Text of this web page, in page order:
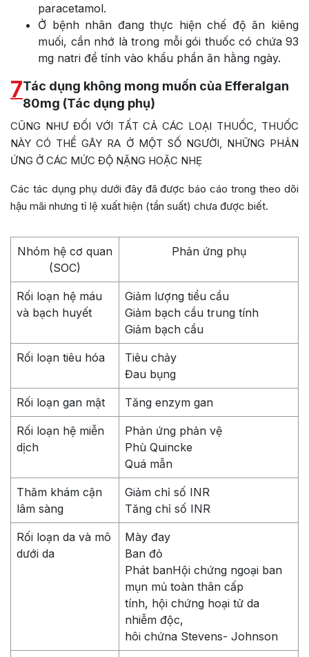
paracetamol.
Ở bệnh nhân đang thực hiện chế độ ăn kiêng
muối, cần nhớ là trong mỗi gói thuốc có chứa 93
mg natri để tính vào khẩu phần ăn hằng ngày.
7Tác dụng không mong muốn của Efferalgan
80mg (Tác dụng phụ)
CŨNG NHƯ ĐỐI VỚI TẤT CẢ CÁC LOẠI THUỐC, THUỐC
NÀY CÓ THỂ GÂY RA Ở MỘT SỐ NGƯỜI, NHỮNG PHẢN
ỨNG Ở CÁC MỨC ĐỘ NẶNG HOẶC NHẸ
Các tác dụng phụ dưới đây đã được báo cáo trong theo dõi
hậu mãi nhưng tỉ lệ xuất hiện (tần suất) chưa được biết.
Nhóm hệ cơ quan
(SOC)
Phản ứng phụ
Rối loạn hệ máu
và bạch huyết
Giảm lượng tiểu cầu
Giảm bạch cầu trung tính
Giảm bạch cầu
Rối loạn tiêu hóa
Tiêu chảy
Đau bụng
Rối loạn gan mật Tăng enzym gan
Rối loạn hệ miễn
dịch
Phản ứng phản vệ
Phù Quincke
Quá mẫn
Thăm khám cận
lâm sàng
Giảm chỉ số INR
Tăng chỉ số INR
Rối loạn da và mô
dưới da
Mày đay
Ban đỏ
Phát banHội chứng ngoại ban
mụn mủ toàn thân cấp
tính, hội chứng hoại tử da
nhiễm độc,
hôi chứna Stevens- Johnson